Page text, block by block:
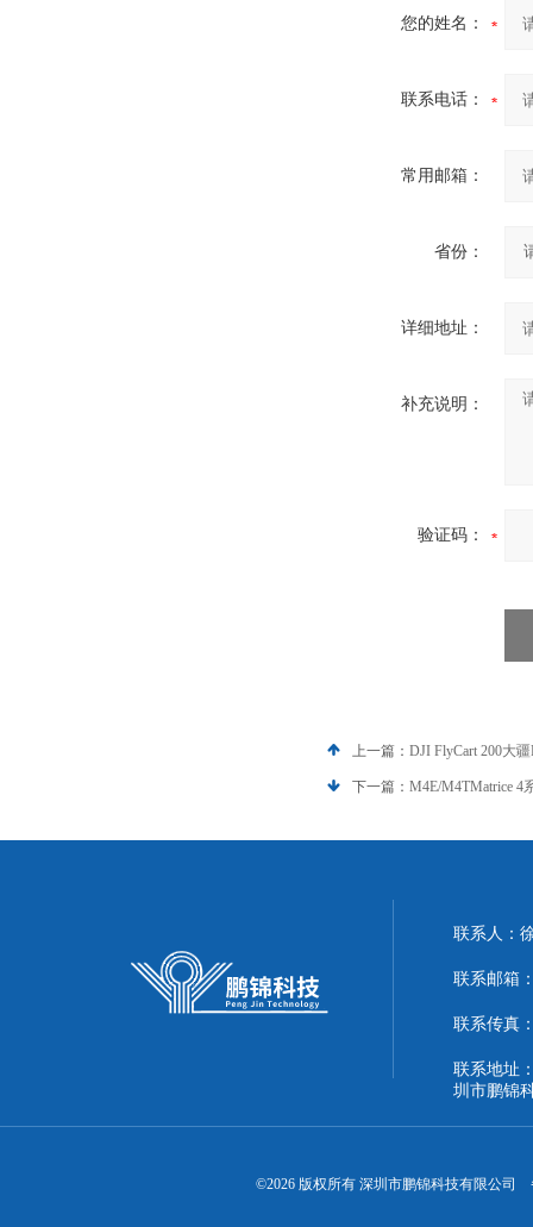
您的姓名：
联系电话：
常用邮箱：
省份：
详细地址：
补充说明：
验证码：
上一篇： DJI FlyCart 200大
下一篇： M4E/M4TMatrice 4
联系人：
联系邮箱
联系传真
联系地址
圳市鹏锦
©2026 版权所有 深圳市鹏锦科技有限公司